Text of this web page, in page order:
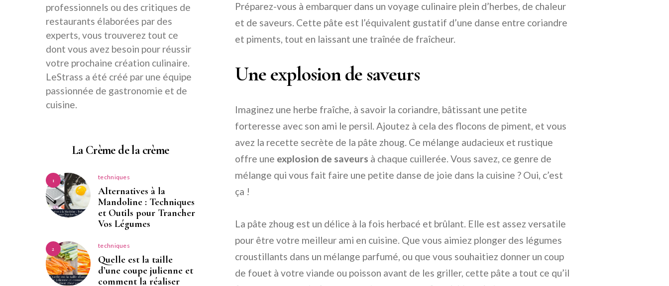
Préparez-vous à embarquer dans un voyage culinaire plein d’herbes, de chaleur
et de saveurs. Cette pâte est l’équivalent gustatif d’une danse entre coriandre
et piments, tout en laissant une traînée de fraîcheur.
Une explosion de saveurs
Imaginez une herbe fraîche, à savoir la coriandre, bâtissant une petite
forteresse avec son ami le persil. Ajoutez à cela des flocons de piment, et vous
avez la recette secrète de la pâte zhoug. Ce mélange audacieux et rustique
offre une explosion de saveurs à chaque cuillerée. Vous savez, ce genre de
mélange qui vous fait faire une petite danse de joie dans la cuisine ? Oui, c’est
ça !
La pâte zhoug est un délice à la fois herbacé et brûlant. Elle est assez versatile
pour être votre meilleur ami en cuisine. Que vous aimiez plonger des légumes
croustillants dans un mélange parfumé, ou que vous souhaitiez donner un coup
de fouet à votre viande ou poisson avant de les griller, cette pâte a tout ce qu’il
professionnels ou des critiques de
restaurants élaborées par des
experts, vous trouverez tout ce
dont vous avez besoin pour réussir
votre prochaine création culinaire.
LeStrass a été créé par une équipe
passionnée de gastronomie et de
cuisine.
La Crème de la crème
1 techniques
Alternatives à la
Mandoline : Techniques
et Outils pour Trancher
Vos Légumes
2 techniques
Quelle est la taille
d’une coupe julienne et
comment la réaliser